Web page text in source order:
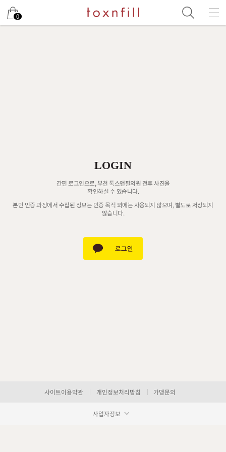
0
LOGIN
간편 로그인으로, 부천 톡스앤필의원 전후 사진을
확인하실 수 있습니다.
본인 인증 과정에서 수집된 정보는 인증 목적 외에는 사용되지 않으며, 별도로 저장되지
않습니다.
사이트이용약관 개인정보처리방침 가맹문의
사업자정보